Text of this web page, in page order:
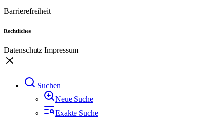
Barrierefreiheit
Rechtliches
Datenschutz Impressum
Suchen
Neue Suche
Exakte Suche